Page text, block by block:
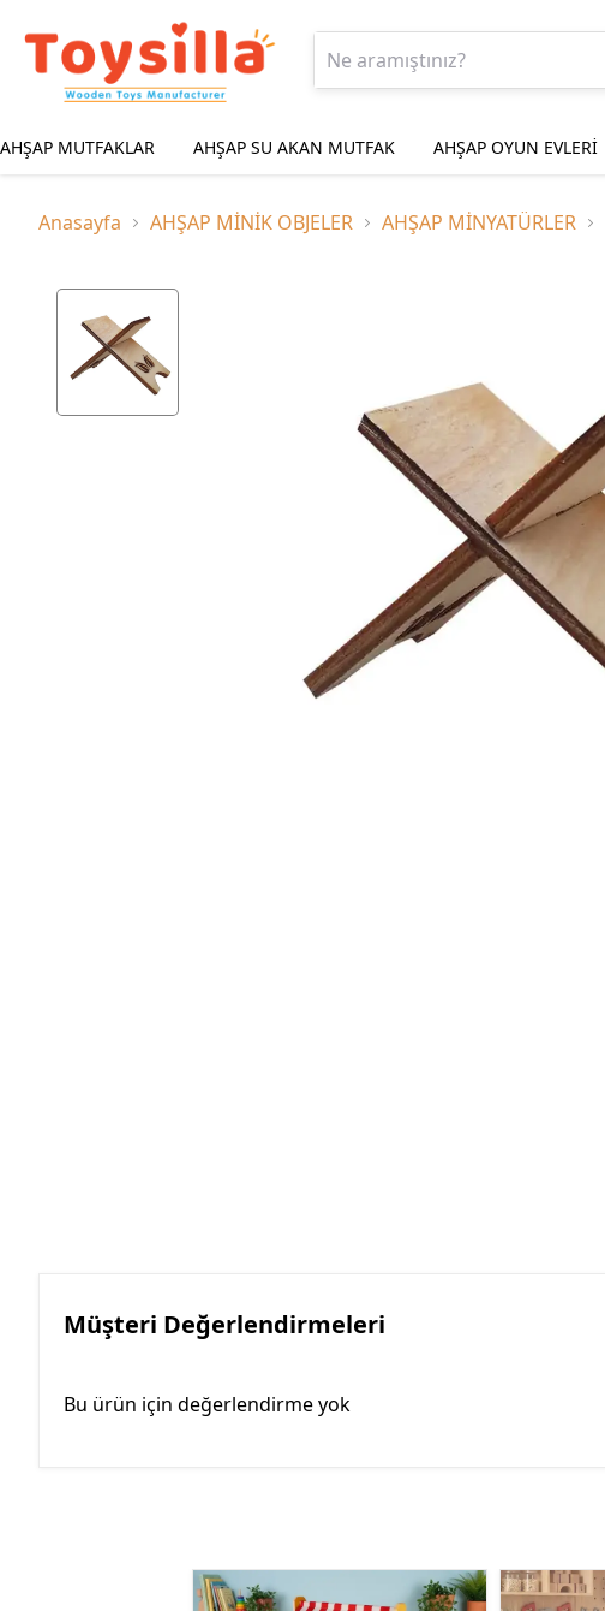
AHŞAP MUTFAKLAR AHŞAP SU AKAN MUTFAK AHŞAP OYUN EVLERİ
Anasayfa AHŞAP MİNİK OBJELER AHŞAP MİNYATÜRLER
Müşteri Değerlendirmeleri
Bu ürün için değerlendirme yok